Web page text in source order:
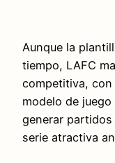
Aunque la
tiempo, LAFC
competitiva,
modelo de
generar
serie atractiva